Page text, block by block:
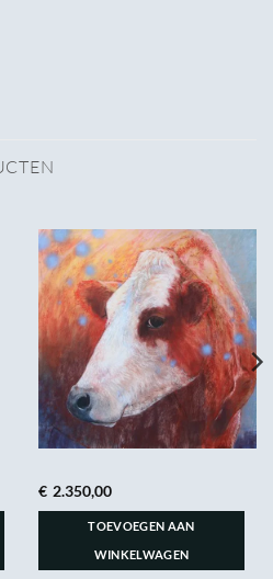
€ 2.350,00
TOEVOEGEN AAN
WINKELWAGEN